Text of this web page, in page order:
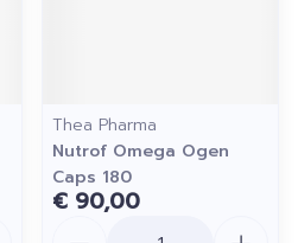
Thea Pharma
Nutrof Omega Ogen
Caps 180
€ 90,00